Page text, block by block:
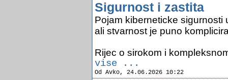
Sigurnost i zastita
Pojam kiberneticke sigurnosti
ali stvarnost je puno
Rijec o sirokom i
vise ...
Od Avko, 24.06.2026 10:22